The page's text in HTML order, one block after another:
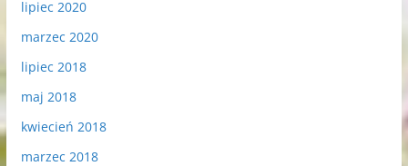
lipiec 2020
marzec 2020
lipiec 2018
maj 2018
kwiecień 2018
marzec 2018